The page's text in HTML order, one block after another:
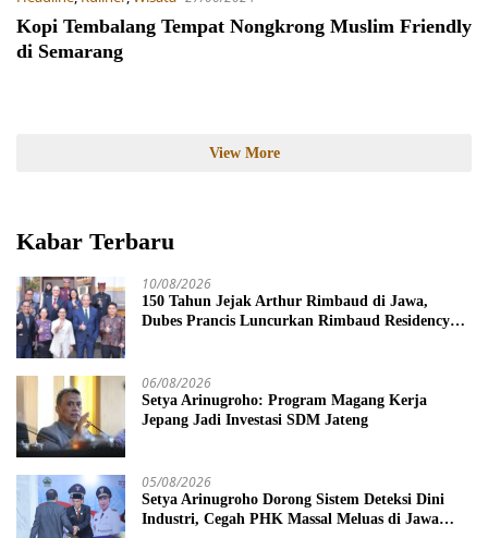
Kopi Tembalang Tempat Nongkrong Muslim Friendly
di Semarang
View More
Kabar Terbaru
10/08/2026
150 Tahun Jejak Arthur Rimbaud di Jawa,
Dubes Prancis Luncurkan Rimbaud Residency
06/08/2026
Setya Arinugroho: Program Magang Kerja
Jepang Jadi Investasi SDM Jateng
05/08/2026
Setya Arinugroho Dorong Sistem Deteksi Dini
Industri, Cegah PHK Massal Meluas di Jawa